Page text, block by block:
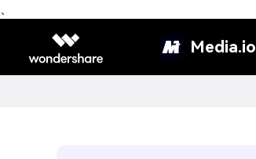
、
Media.io